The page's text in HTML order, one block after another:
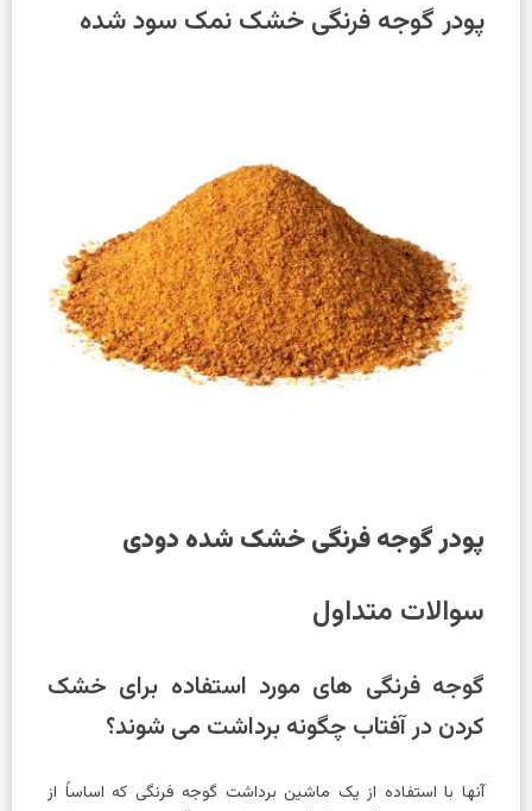
پودر گوجه فرنگی خشک نمک سود شده
پودر گوجه فرنگی خشک شده دودی
سوالات متداول
گوجه فرنگی های مورد استفاده برای خشک
کردن در آفتاب چگونه برداشت می شوند؟
آنها با استفاده از یک ماشین برداشت گوجه فرنگی که اساساً از